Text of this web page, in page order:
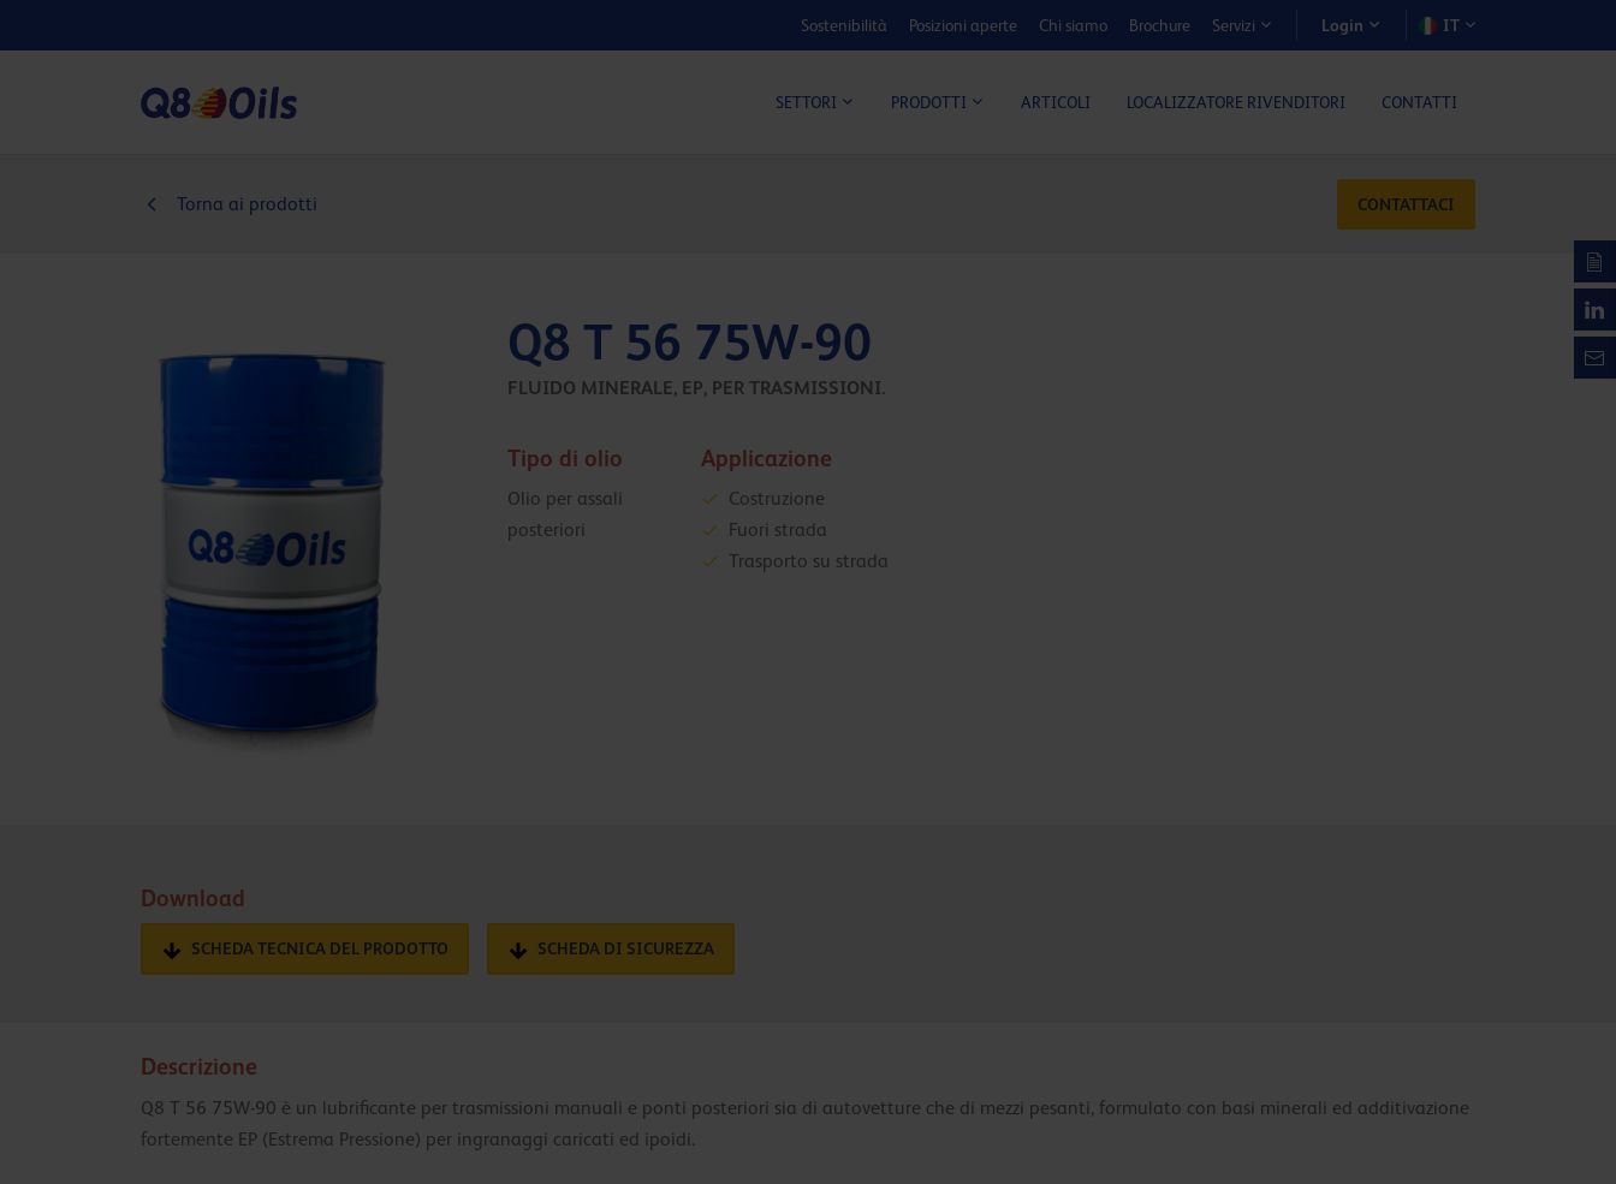
Sostenibilità Posizioni aperte Chi siamo Brochure Servizi Login IT
SETTORI PRODOTTI ARTICOLI LOCALIZZATORE RIVENDITORI CONTATTI
Torna ai prodotti CONTATTACI
Q8 T 56 75W-90
FLUIDO MINERALE, EP, PER TRASMISSIONI.
Tipo di olio
Olio per assali
posteriori
Applicazione
Costruzione
Fuori strada
Trasporto su strada
Download
SCHEDA TECNICA DEL PRODOTTO SCHEDA DI SICUREZZA
Descrizione
Q8 T 56 75W-90 è un lubrificante per trasmissioni manuali e ponti posteriori sia di autovetture che di mezzi pesanti, formulato con basi minerali ed additivazione
fortemente EP (Estrema Pressione) per ingranaggi caricati ed ipoidi.